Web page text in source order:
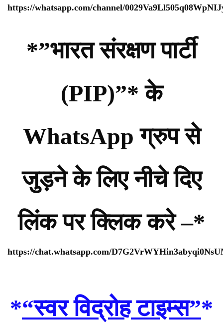
https://whatsapp.com/channel/
*”भारत संरक्षण पार्टी
(PIP)”* के
WhatsApp ग्रुप से
जुड़ने के लिए नीचे दिए
लिंक पर क्लिक करे –*
https://chat.whatsapp.com/
*“स्वर विद्रोह टाइम्स”*